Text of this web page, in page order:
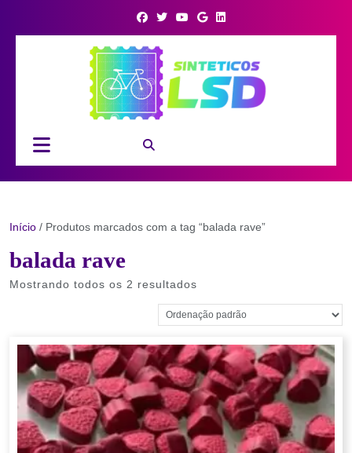
Button
Início / Produtos marcados com a tag “balada rave”
balada rave
Mostrando todos os 2 resultados